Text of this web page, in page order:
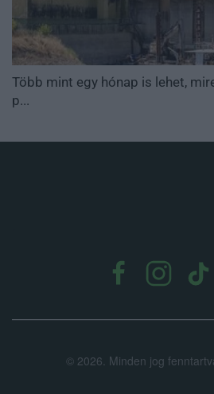
Több mint egy hónap is lehet,
p...
© 2026. Minden jog